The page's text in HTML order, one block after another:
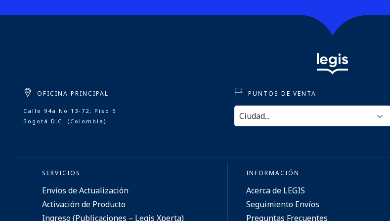
OFICINA PRINCIPAL
Calle 94a No 13-72, Piso 5
Bogotá D.C. (Colombia)
PUNTOS DE VENTA
SERVICIOS
Envíos de Actualización
Activación de Producto
Ingreso (Publicaciones – Legis Xperta)
INFORMACIÓN
Acerca de LEGIS
Seguimiento Envíos
Preguntas Frecuentes